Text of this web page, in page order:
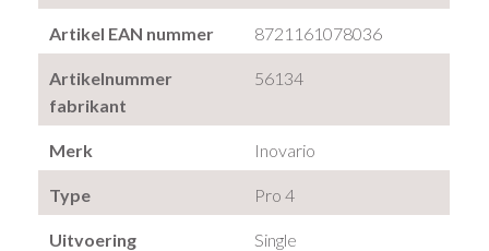
Artikel EAN nummer 8721161078036
Artikelnummer
fabrikant
56134
Merk Inovario
Type Pro 4
Uitvoering Single